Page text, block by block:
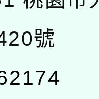
號